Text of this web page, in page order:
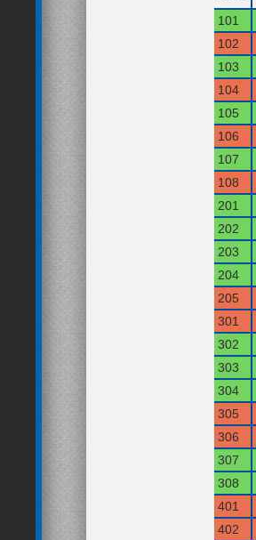
101
102
103
104
105
106
107
108
201
202
203
204
205
301
302
303
304
305
306
307
308
401
402